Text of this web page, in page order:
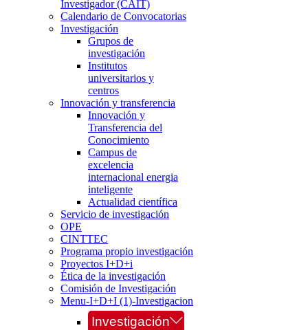
Investigador (CAIT)
Calendario de Convocatorias
Investigación
Grupos de
investigación
Institutos
universitarios y
centros
Innovación y transferencia
Innovación y
Transferencia del
Conocimiento
Campus de
excelencia
internacional energia
inteligente
Actualidad científica
Servicio de investigación
OPE
CINTTEC
Programa propio investigación
Proyectos I+D+i
Ética de la investigación
Comisión de Investigación
Menu-I+D+I (1)-Investigacion
Investigación